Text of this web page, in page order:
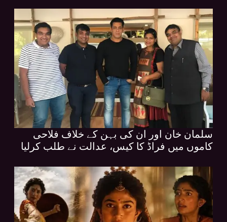
سلمان خان اور ان کی بہن کے خلاف فلاحی
کاموں میں فراڈ کا کیس، عدالت نے طلب کرلیا